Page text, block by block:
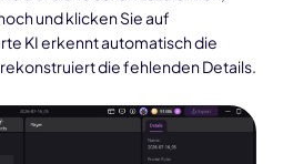
und klicken Sie auf
KI erkennt automatisch die
die fehlenden Details.